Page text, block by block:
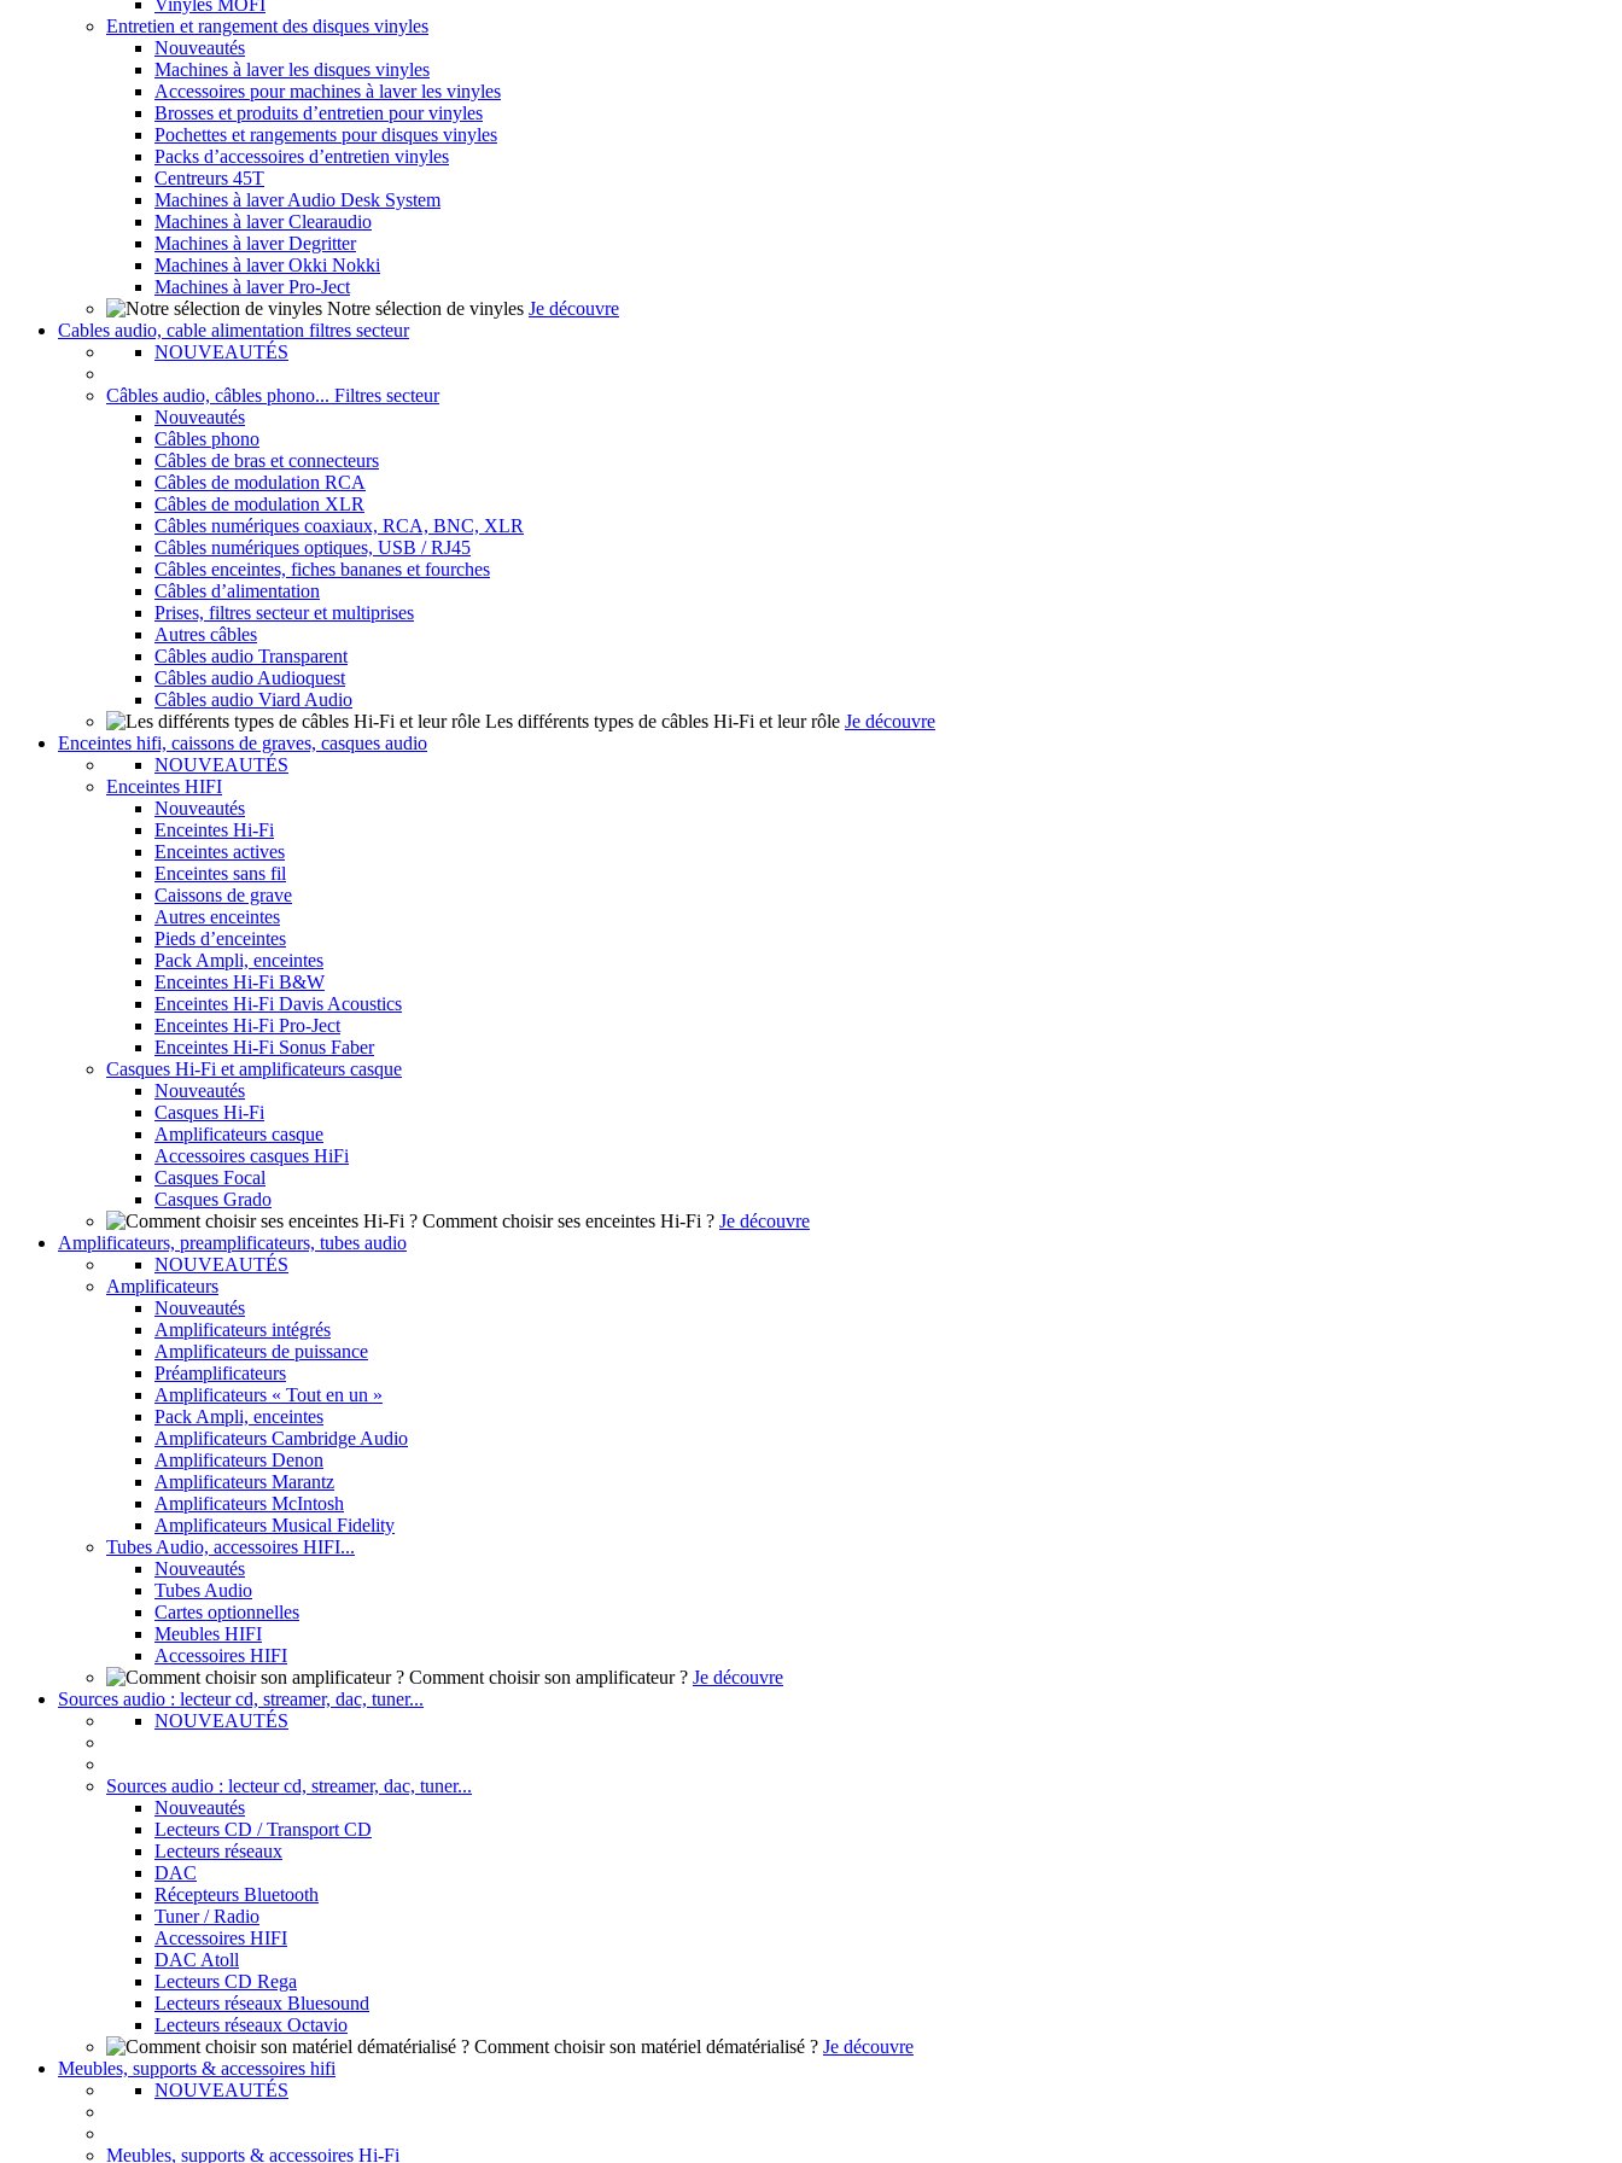
Vinyles MOFI
Entretien et rangement des disques vinyles
Nouveautés
Machines à laver les disques vinyles
Accessoires pour machines à laver les vinyles
Brosses et produits d’entretien pour vinyles
Pochettes et rangements pour disques vinyles
Packs d’accessoires d’entretien vinyles
Centreurs 45T
Machines à laver Audio Desk System
Machines à laver Clearaudio
Machines à laver Degritter
Machines à laver Okki Nokki
Machines à laver Pro-Ject
Notre sélection de vinyles Je découvre
Cables audio, cable alimentation filtres secteur
NOUVEAUTÉS
Câbles audio, câbles phono... Filtres secteur
Nouveautés
Câbles phono
Câbles de bras et connecteurs
Câbles de modulation RCA
Câbles de modulation XLR
Câbles numériques coaxiaux, RCA, BNC, XLR
Câbles numériques optiques, USB / RJ45
Câbles enceintes, fiches bananes et fourches
Câbles d’alimentation
Prises, filtres secteur et multiprises
Autres câbles
Câbles audio Transparent
Câbles audio Audioquest
Câbles audio Viard Audio
Les différents types de câbles Hi-Fi et leur rôle Je découvre
Enceintes hifi, caissons de graves, casques audio
NOUVEAUTÉS
Enceintes HIFI
Nouveautés
Enceintes Hi-Fi
Enceintes actives
Enceintes sans fil
Caissons de grave
Autres enceintes
Pieds d’enceintes
Pack Ampli, enceintes
Enceintes Hi-Fi B&W
Enceintes Hi-Fi Davis Acoustics
Enceintes Hi-Fi Pro-Ject
Enceintes Hi-Fi Sonus Faber
Casques Hi-Fi et amplificateurs casque
Nouveautés
Casques Hi-Fi
Amplificateurs casque
Accessoires casques HiFi
Casques Focal
Casques Grado
Comment choisir ses enceintes Hi-Fi ? Je découvre
Amplificateurs, preamplificateurs, tubes audio
NOUVEAUTÉS
Amplificateurs
Nouveautés
Amplificateurs intégrés
Amplificateurs de puissance
Préamplificateurs
Amplificateurs « Tout en un »
Pack Ampli, enceintes
Amplificateurs Cambridge Audio
Amplificateurs Denon
Amplificateurs Marantz
Amplificateurs McIntosh
Amplificateurs Musical Fidelity
Tubes Audio, accessoires HIFI...
Nouveautés
Tubes Audio
Cartes optionnelles
Meubles HIFI
Accessoires HIFI
Comment choisir son amplificateur ? Je découvre
Sources audio : lecteur cd, streamer, dac, tuner...
NOUVEAUTÉS
Sources audio : lecteur cd, streamer, dac, tuner...
Nouveautés
Lecteurs CD / Transport CD
Lecteurs réseaux
DAC
Récepteurs Bluetooth
Tuner / Radio
Accessoires HIFI
DAC Atoll
Lecteurs CD Rega
Lecteurs réseaux Bluesound
Lecteurs réseaux Octavio
Comment choisir son matériel dématérialisé ? Je découvre
Meubles, supports & accessoires hifi
NOUVEAUTÉS
Meubles, supports & accessoires Hi-Fi